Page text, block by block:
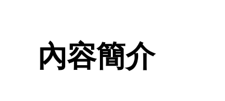
內容簡介